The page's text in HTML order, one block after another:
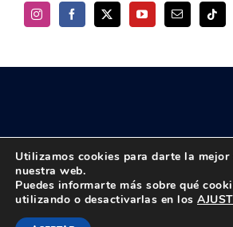
© Copyright 2018 - 2026 UPTA | Todos los
|Política de privacidad|
Utilizamos cookies para darte la mejor
nuestra web.
Puedes informarte más sobre qué
utilizando o desactivarlas en los